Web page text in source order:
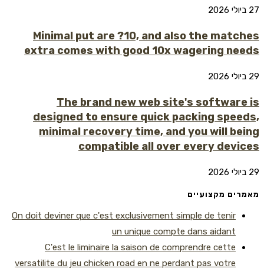
27 ביולי 2026
Minimal put are ?10, and also the matches
extra comes with good 10x wagering needs
29 ביולי 2026
The brand new web site's software is
designed to ensure quick packing speeds,
minimal recovery time, and you will being
compatible all over every devices
29 ביולי 2026
מאמרים מקצועיים
On doit deviner que c'est exclusivement simple de tenir
un unique compte dans aidant
C'est le liminaire la saison de comprendre cette
versatilite du jeu chicken road en ne perdant pas votre